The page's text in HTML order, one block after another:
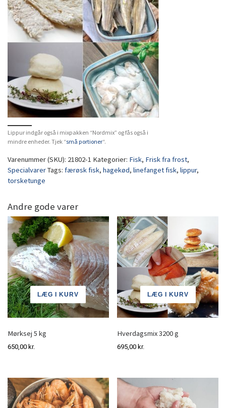
Lippur indgår også i mixpakken “Nordmix” og fås også i
mindre enheder. Tjek “små portioner“.
Varenummer (SKU): 21802-1 Kategorier: Fisk, Frisk fra frost,
SpecialvarerTags: færøsk fisk, hagekød, linefanget fisk, lippur,
torsketunge
Andre gode varer
Mørksej 5 kg
650,00 kr.
LÆG I KURV
Hverdagsmix 3200 g
695,00 kr.
LÆG I KURV